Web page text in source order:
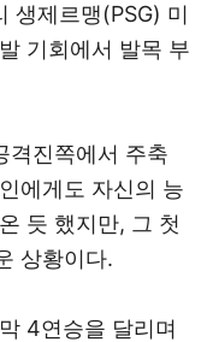
생제르맹(PSG) 미
기회에서 발목 부
격진쪽에서 주축
에게도 자신의 능
듯 했지만, 그 첫
상황이다.
4연승을 달리며